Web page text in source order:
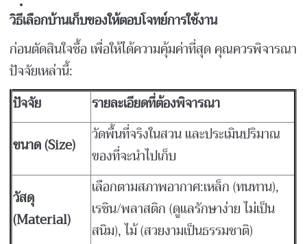
วิธีเลือกบ้านเก็บของให้ตอบโจทย์การใช้งาน
ก่อนตัดสินใจซื้อ เพื่อให้ได้ความคุ้มค่าที่สุด คุณควรพิจารณา
ปัจจัยเหล่านี้:
ปัจจัย
รายละเอียดที่ต้องพิจารณา
ขนาด (Size)
วัดพื้นที่จริงในสวน และประเมินปริมาณ
ของที่จะนำไปเก็บ
วัสดุ
(Material)
เลือกตามสภาพอากาศ:เหล็ก (ทนทาน),
เรซิน/พลาสติก (ดูแลรักษาง่าย ไม่เป็น
สนิม), ไม้ (สวยงามเป็นธรรมชาติ)